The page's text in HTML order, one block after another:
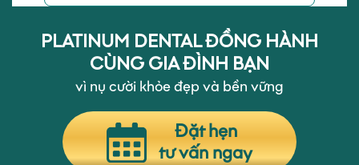
PLATINUM DENTAL ĐỒNG HÀNH
CÙNG GIA ĐÌNH BẠN
vì nụ cười khỏe đẹp và bền vững
Đặt hẹn
tư vấn ngay